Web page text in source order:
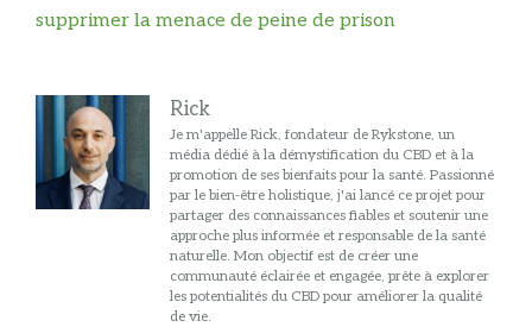
supprimer la menace de peine de prison
Rick
Je m'appelle Rick, fondateur de Rykstone, un
média dédié à la démystification du CBD et à la
promotion de ses bienfaits pour la santé. Passionné
par le bien-être holistique, j'ai lancé ce projet pour
partager des connaissances fiables et soutenir une
approche plus informée et responsable de la santé
naturelle. Mon objectif est de créer une
communauté éclairée et engagée, prête à explorer
les potentialités du CBD pour améliorer la qualité
de vie.